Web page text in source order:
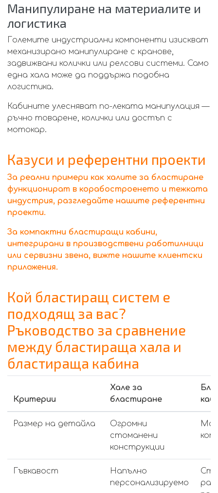
Манипулиране на материалите и
логистика
Големите индустриални компоненти изискват
механизирано манипулиране с кранове,
задвижвани колички или релсови системи. Само
една хала може да поддържа подобна
логистика.
Кабините улесняват по-леката манипулация —
ръчно товарене, колички или достъп с
мотокар.
Казуси и референтни проекти
За реални примери как халите за бластиране
функционират в корабостроенето и тежката
индустрия, разгледайте нашите референтни
проекти.
За компактни бластиращи кабини,
интегрирани в производствени работилници
или сервизни звена, вижте нашите клиентски
приложения.
Кой бластиращ систем е
подходящ за вас?
Ръководство за сравнение
между бластираща хала и
бластираща кабина
Критерии
Хале за
бластиране
Размер на детайла
Огромни
стоманени
конструкции
Гъвкавост
Напълно
персонализируемо